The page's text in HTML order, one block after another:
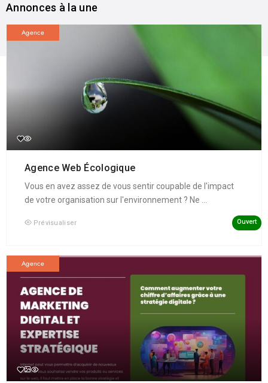
Annonces à la une
Agence
Agence Web Écologique
Vous en avez assez de vous sentir coupable de l'impact
de votre organisation sur l'environnement ? Ne ...
Prévisualiser Ouvert
Agence